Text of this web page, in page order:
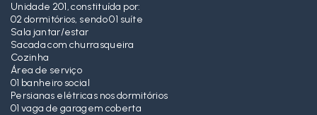
Unidade 201, constituída por:
02 dormitórios, sendo 01 suíte
Sala jantar/estar
Sacada com churrasqueira
Cozinha
Área de serviço
01 banheiro social
Persianas elétricas nos dormitórios
01 vaga de garagem coberta